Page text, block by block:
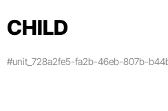
CHILD
#unit_728a2fe5-fa2b-46eb-807b-